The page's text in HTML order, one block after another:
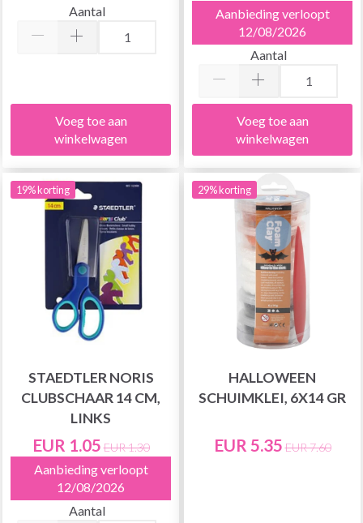
Aantal
Voeg toe aan
winkelwagen
Aanbieding verloopt
12/08/2026
Aantal
Voeg toe aan
winkelwagen
19% korting
STAEDTLER NORIS
CLUBSCHAAR 14 CM,
LINKS
EUR 1.05 EUR 1.30
Aanbieding verloopt
12/08/2026
Aantal
29% korting
HALLOWEEN
SCHUIMKLEI, 6X14 GR
EUR 5.35 EUR 7.60